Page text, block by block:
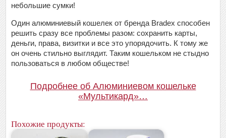
небольшие сумки!
Один алюминиевый кошелек от бренда Bradex способен
решить сразу все проблемы разом: сохранить карты,
деньги, права, визитки и все это упорядочить. К тому же
он очень стильно выглядит. Таким кошельком не стыдно
пользоваться в любом обществе!
Подробнее об Алюминиевом кошельке
«Мультикард»…
Похожие продукты: